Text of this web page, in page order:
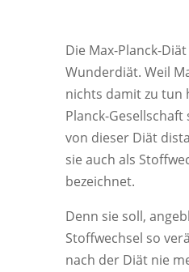
Die Max-Planck-
Wunderdiät. Weil
nichts damit zu tun
Planck-
von dieser Diät
sie auch als
bezeichnet.
Denn sie soll,
Stoffwechsel so
nach der Diät nie